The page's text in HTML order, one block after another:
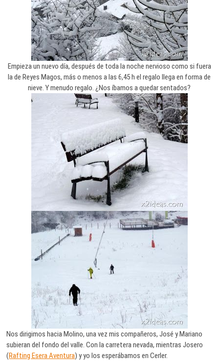
Empieza un nuevo día, después de toda la noche nervioso como si fuera
la de Reyes Magos, más o menos a las 6,45 h el regalo llega en forma de
nieve. Y menudo regalo. ¿Nos íbamos a quedar sentados?
Nos dirigimos hacia Molino, una vez mis compañeros, José y Mariano
subieran del fondo del valle. Con la carretera nevada, mientras Josero
(Rafting Esera Aventura) y yo los esperábamos en Cerler.